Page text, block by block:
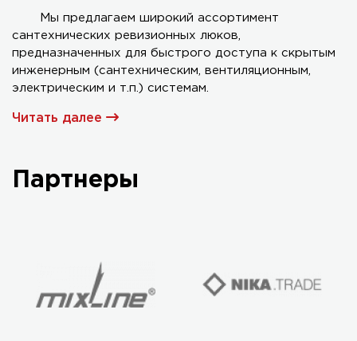
Мы предлагаем широкий ассортимент
сантехнических ревизионных люков,
предназначенных для быстрого доступа к скрытым
инженерным (сантехническим, вентиляционным,
электрическим и т.п.) системам.
Читать далее
Партнеры